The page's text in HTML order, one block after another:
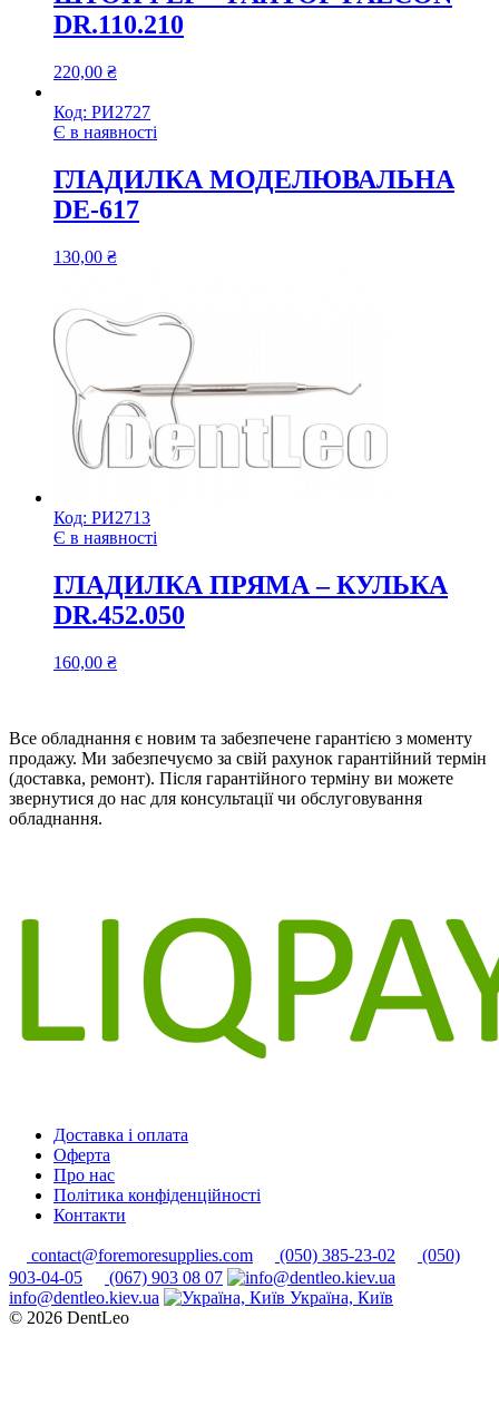
DR.110.210
220,00 ₴
Код: РИ2727
Є в наявності
ГЛАДИЛКА МОДЕЛЮВАЛЬНА
DE-617
130,00 ₴
Код: РИ2713
Є в наявності
ГЛАДИЛКА ПРЯМА – КУЛЬКА
DR.452.050
160,00 ₴
Все обладнання є новим та забезпечене гарантією з моменту
продажу. Ми забезпечуємо за свій рахунок гарантійний термін
(доставка, ремонт). Після гарантійного терміну ви можете
звернутися до нас для консультації чи обслуговування
обладнання.
Доставка і оплата
Оферта
Про нас
Політика конфіденційності
Контакти
contact@foremoresupplies.com (050) 385-23-02
(050)
903-04-05
(067) 903 08 07
info@dentleo.kiev.ua
Україна, Київ
© 2026 DentLeo